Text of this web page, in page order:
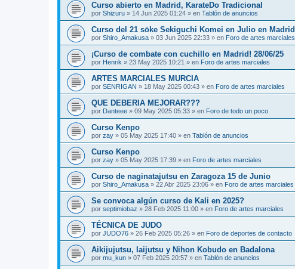
Curso abierto en Madrid, KarateDo Tradicional
por Shizuru » 14 Jun 2025 01:24 » en Tablón de anuncios
Curso del 21 sōke Sekiguchi Komei en Julio en Madrid
por Shiro_Amakusa » 03 Jun 2025 22:33 » en Foro de artes marciales
¡Curso de combate con cuchillo en Madrid! 28/06/25
por Henrik » 23 May 2025 10:21 » en Foro de artes marciales
ARTES MARCIALES MURCIA
por SENRIGAN » 18 May 2025 00:43 » en Foro de artes marciales
QUE DEBERIA MEJORAR???
por Danteee » 09 May 2025 05:33 » en Foro de todo un poco
Curso Kenpo
por zay » 05 May 2025 17:40 » en Tablón de anuncios
Curso Kenpo
por zay » 05 May 2025 17:39 » en Foro de artes marciales
Curso de naginatajutsu en Zaragoza 15 de Junio
por Shiro_Amakusa » 22 Abr 2025 23:06 » en Foro de artes marciales
Se convoca algún curso de Kali en 2025?
por septimiobaz » 28 Feb 2025 11:00 » en Foro de artes marciales
TÉCNICA DE JUDO
por JUDO76 » 26 Feb 2025 05:26 » en Foro de deportes de contacto
Aikijujutsu, Iaijutsu y Nihon Kobudo en Badalona
por mu_kun » 07 Feb 2025 20:57 » en Tablón de anuncios